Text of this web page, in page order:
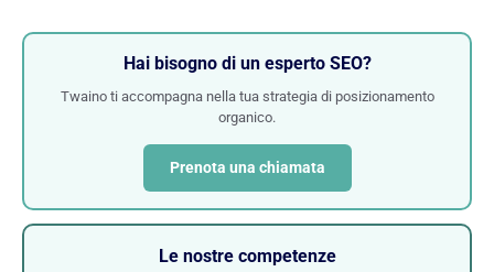
Hai bisogno di un esperto SEO?
Twaino ti accompagna nella tua strategia di posizionamento
organico.
Prenota una chiamata
Le nostre competenze